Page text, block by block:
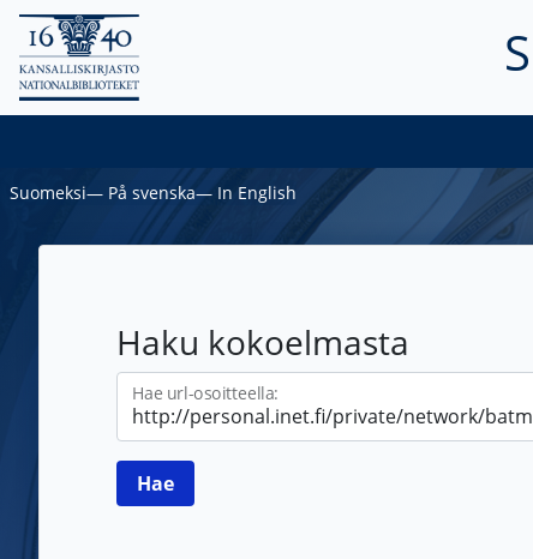
Suomeksi― På svenska― In English
Haku kokoelmasta
Hae url-osoitteella: